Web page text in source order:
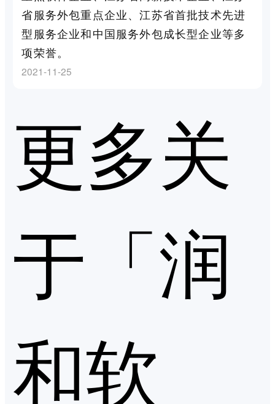
省服务外包重点企业、江苏省首批技术先进
型服务企业和中国服务外包成长型企业等多
项荣誉。
2021-11-25
更多关
于「润
和软